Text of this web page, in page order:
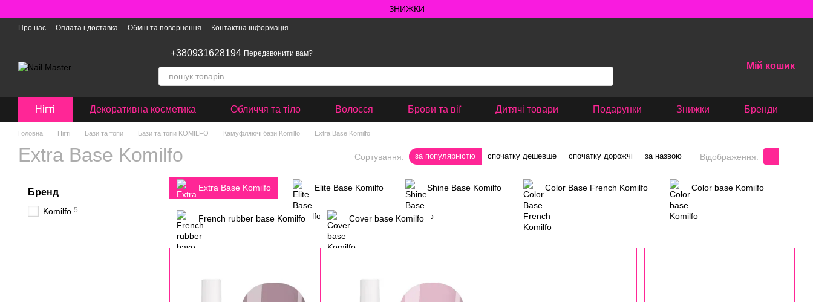
ЗНИЖКИ
Про нас Оплата і доставка Обмін та повернення Контактна інформація
+380931628194 Передзвонити вам?
Мій кошик
Нігті Декоративна косметика Обличчя та тіло Волосся Брови та вії Дитячі товари Подарунки Знижки Бренди
Головна Нігті Бази та топи Бази та топи KOMILFO Камуфляючі бази Komilfo Extra Base Komilfo
Extra Base Komilfo Сортування: за популярністю спочатку дешевше спочатку дорожчі за назвою Відображення:
Extra Base Komilfo Elite Base Komilfo Shine Base Komilfo Color Base French Komilfo Color base Komilfo
French rubber base Komilfo Cover base Komilfo
Бренд
Komilfo 5